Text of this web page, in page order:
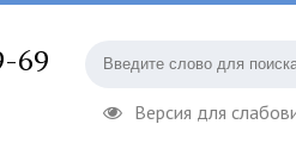
Версия для
69